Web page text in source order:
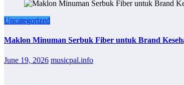
Uncategorized
Maklon Minuman Serbuk Fiber untuk Brand
June 19, 2026 musicpal.info